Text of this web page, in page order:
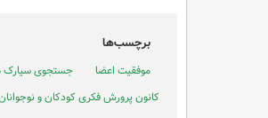
برچسب‌ها
موفقیت اعضا جستجوی سیارک
کانون پرورش فکری کودکان و